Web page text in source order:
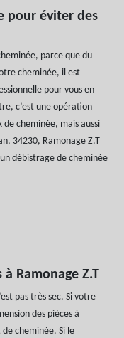
pour éviter des
parce que du
cheminée, il est
pour vous en
c’est une opération
cheminée, mais aussi
34230, Ramonage Z.T
débistrage de cheminée
Ramonage Z.T
pas très sec. Si votre
des pièces à
cheminée. Si le